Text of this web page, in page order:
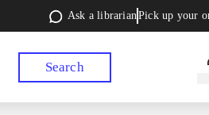
Ask a librarianPick up your
Search